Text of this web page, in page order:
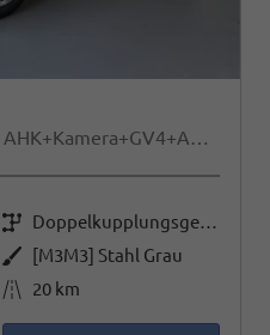
Selection 150PS TDI DSG AHK+Kamera+GV4+ACC+TravelAssist+Sunset+Alu+LightAssist
Getriebe
Doppelkupplungsgetriebe (DSG)
Außenfarbe
[M3M3] Stahl Grau
Kilometerstand 20 km